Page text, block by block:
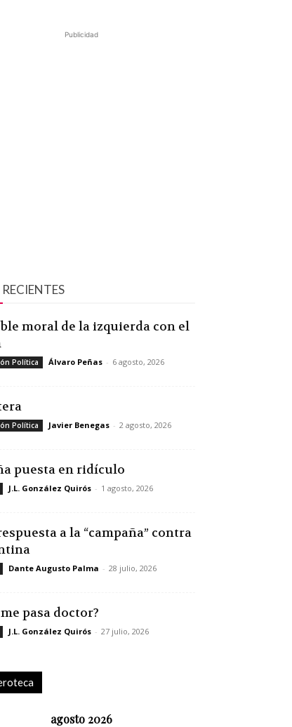
Publicidad
moral de la izquierda con el
Política Álvaro Peñas - 6 agosto, 2026
Política Javier Benegas - 2 agosto, 2026
puesta en ridículo
J.L. González Quirós - 1 agosto, 2026
a la “campaña” contra
Dante Augusto Palma - 28 julio, 2026
pasa doctor?
J.L. González Quirós - 27 julio, 2026
agosto 2026